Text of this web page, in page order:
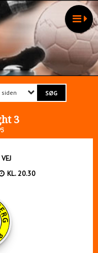
siden
3
KL. 20.30